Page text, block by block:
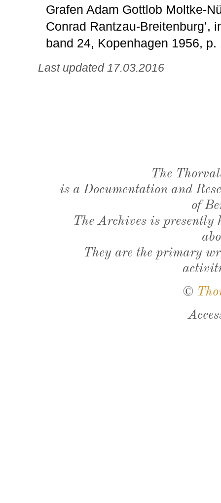
Grafen Adam Gottlob Moltke-
Conrad Rantzau-Breitenburg’,
band 24, Kopenhagen 1956, p.
Last updated 17.03.2016
The
is a Documentation and
of
The Archives is presently
They are the primary
©